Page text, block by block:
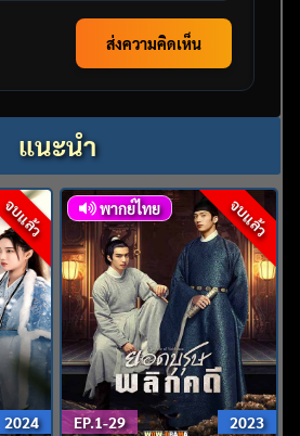
ส่งความคิดเห็น
แนะนำ
จบแล้ว
2024
จบแล้ว
พากย์ไทย
EP.1-29 2023